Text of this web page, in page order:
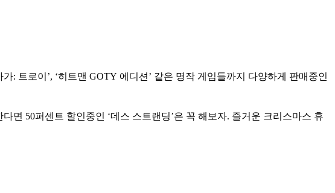
트로이’, ‘히트맨 GOTY 에디션’ 같은 명작 게임들까지 다양하게 판매중인
면 50퍼센트 할인중인 ‘데스 스트랜딩’은 꼭 해보자. 즐거운 크리스마스 휴